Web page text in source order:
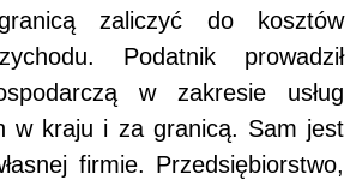
zaliczyć do kosztów
Podatnik prowadził
w zakresie usług
w kraju i za granicą. Sam jest
firmie. Przedsiębiorstwo,